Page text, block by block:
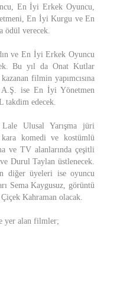
En İyi Erkek Oyuncu,
En İyi Kurgu ve En
ödül verecek.
ve En İyi Erkek Oyuncu
Bu yıl da Onat Kutlar
filmin yapımcısına
ise En İyi Yönetmen
takdim edecek.
Ulusal Yarışma jüri
kara komedi ve kostümlü
ve TV alanlarında çeşitli
Durul Taylan üstlenecek.
diğer üyeleri ise oyuncu
Sema Kaygusuz, görüntü
Kahraman olacak.
yer alan filmler;